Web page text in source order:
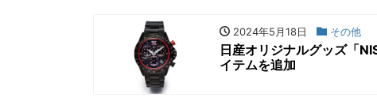
2024年5月18日 その他
日産オリジナルグッズ「
イテムを追加